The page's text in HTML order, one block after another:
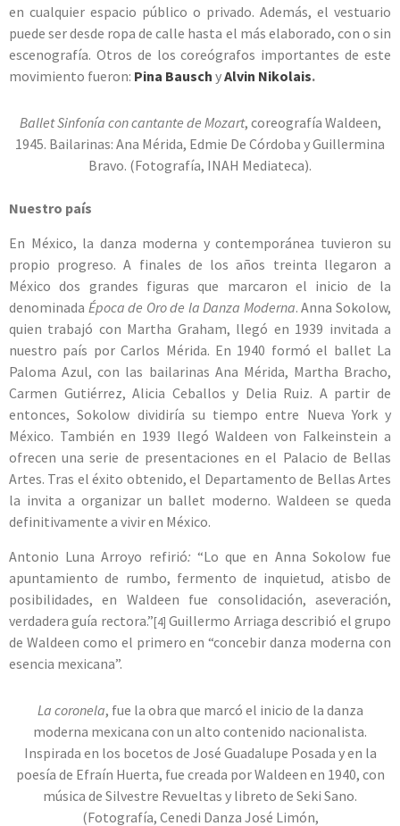
en cualquier espacio público o privado. Además, el vestuario
puede ser desde ropa de calle hasta el más elaborado, con o sin
escenografía. Otros de los coreógrafos importantes de este
movimiento fueron: Pina Bausch yAlvin Nikolais.
Ballet Sinfonía con cantante de Mozart, coreografía Waldeen,
1945. Bailarinas: Ana Mérida, Edmie De Córdoba y Guillermina
Bravo. (Fotografía, INAH Mediateca).
Nuestro país
En México, la danza moderna y contemporánea tuvieron su
propio progreso. A finales de los años treinta llegaron a
México dos grandes figuras que marcaron el inicio de la
denominada Época de Oro de la Danza Moderna. Anna Sokolow,
quien trabajó con Martha Graham, llegó en 1939 invitada a
nuestro país por Carlos Mérida. En 1940 formó el ballet La
Paloma Azul, con las bailarinas Ana Mérida, Martha Bracho,
Carmen Gutiérrez, Alicia Ceballos y Delia Ruiz. A partir de
entonces, Sokolow dividiría su tiempo entre Nueva York y
México. También en 1939 llegó Waldeen von Falkeinstein a
ofrecen una serie de presentaciones en el Palacio de Bellas
Artes. Tras el éxito obtenido, el Departamento de Bellas Artes
la invita a organizar un ballet moderno. Waldeen se queda
definitivamente a vivir en México.
Antonio Luna Arroyo refirió: “Lo que en Anna Sokolow fue
apuntamiento de rumbo, fermento de inquietud, atisbo de
posibilidades, en Waldeen fue consolidación, aseveración,
verdadera guía rectora.”[4] Guillermo Arriaga describió el grupo
de Waldeen como el primero en “concebir danza moderna con
esencia mexicana”.
La coronela, fue la obra que marcó el inicio de la danza
moderna mexicana con un alto contenido nacionalista.
Inspirada en los bocetos de José Guadalupe Posada y en la
poesía de Efraín Huerta, fue creada por Waldeen en 1940, con
música de Silvestre Revueltas y libreto de Seki Sano.
(Fotografía, Cenedi Danza José Limón,